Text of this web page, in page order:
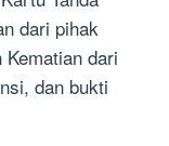
dari pihak
dari
dan bukti